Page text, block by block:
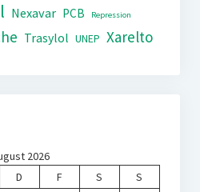
Nexavar PCB Repression
Trasylol UNEP Xarelto
2026
D F S
S